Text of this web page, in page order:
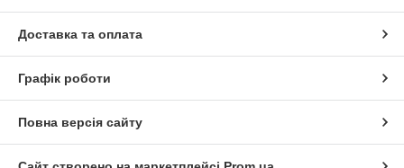
Доставка та оплата
Графік роботи
Повна версія сайту